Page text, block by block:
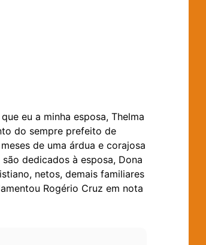
eu a minha esposa, Thelma
do sempre prefeito de
de uma árdua e corajosa
dedicados à esposa, Dona
netos, demais familiares
Rogério Cruz em nota